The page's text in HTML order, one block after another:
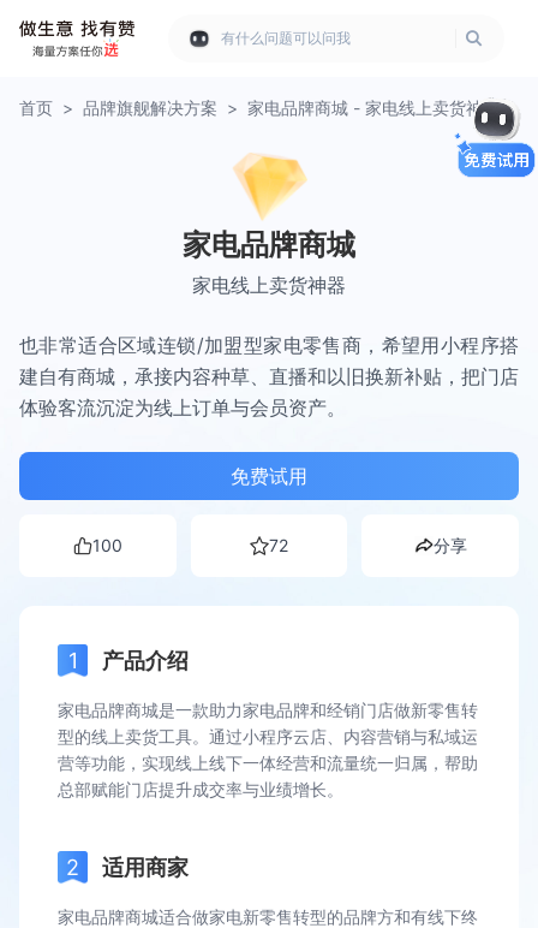
有什么问题可以问我
首页 > 品牌旗舰解决方案 > 家电品牌商城 - 家电线上卖货神器
家电品牌商城
家电线上卖货神器
也非常适合区域连锁/加盟型家电零售商，希望用小程序搭
建自有商城，承接内容种草、直播和以旧换新补贴，把门店
体验客流沉淀为线上订单与会员资产。
免费试用
100 72 分享
产品介绍
家电品牌商城是一款助力家电品牌和经销门店做新零售转
型的线上卖货工具。通过小程序云店、内容营销与私域运
营等功能，实现线上线下一体经营和流量统一归属，帮助
总部赋能门店提升成交率与业绩增长。
适用商家
家电品牌商城适合做家电新零售转型的品牌方和有线下终